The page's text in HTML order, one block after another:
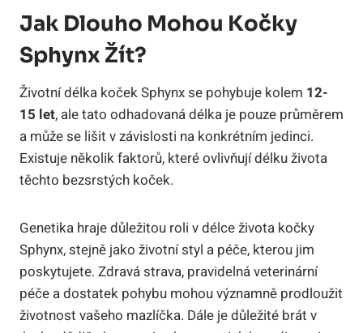
Jak Dlouho Mohou Kočky
Sphynx Žít?
Životní délka koček Sphynx se pohybuje kolem 12-
15 let, ale tato odhadovaná délka je pouze průměrem
a může se lišit v závislosti na konkrétním jedinci.
Existuje několik faktorů, které ovlivňují délku života
těchto bezsrstých koček.
Genetika hraje důležitou roli v délce života kočky
Sphynx, stejně jako životní styl a péče, kterou jim
poskytujete. Zdravá strava, pravidelná veterinární
péče a dostatek pohybu mohou významně prodloužit
životnost vašeho mazlíčka. Dále je důležité brát v